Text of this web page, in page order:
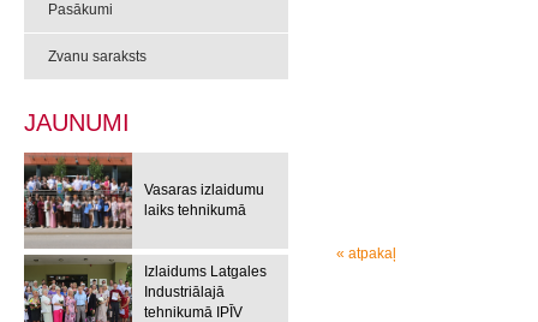
Pasākumi
Zvanu saraksts
JAUNUMI
Vasaras izlaidumu
laiks tehnikumā
Izlaidums Latgales
Industriālajā
tehnikumā IPĪV
« atpakaļ